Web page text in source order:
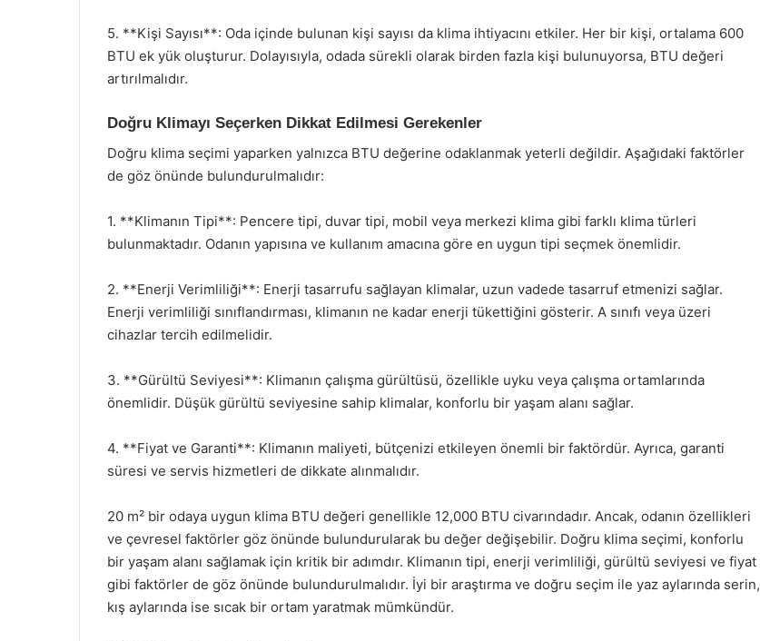
5. **Kişi Sayısı**: Oda içinde bulunan kişi sayısı da klima ihtiyacını etkiler. Her bir kişi, ortalama 600
BTU ek yük oluşturur. Dolayısıyla, odada sürekli olarak birden fazla kişi bulunuyorsa, BTU değeri
artırılmalıdır.
Doğru Klimayı Seçerken Dikkat Edilmesi Gerekenler
Doğru klima seçimi yaparken yalnızca BTU değerine odaklanmak yeterli değildir. Aşağıdaki faktörler
de göz önünde bulundurulmalıdır:
1. **Klimanın Tipi**: Pencere tipi, duvar tipi, mobil veya merkezi klima gibi farklı klima türleri
bulunmaktadır. Odanın yapısına ve kullanım amacına göre en uygun tipi seçmek önemlidir.
2. **Enerji Verimliliği**: Enerji tasarrufu sağlayan klimalar, uzun vadede tasarruf etmenizi sağlar.
Enerji verimliliği sınıflandırması, klimanın ne kadar enerji tükettiğini gösterir. A sınıfı veya üzeri
cihazlar tercih edilmelidir.
3. **Gürültü Seviyesi**: Klimanın çalışma gürültüsü, özellikle uyku veya çalışma ortamlarında
önemlidir. Düşük gürültü seviyesine sahip klimalar, konforlu bir yaşam alanı sağlar.
4. **Fiyat ve Garanti**: Klimanın maliyeti, bütçenizi etkileyen önemli bir faktördür. Ayrıca, garanti
süresi ve servis hizmetleri de dikkate alınmalıdır.
20 m² bir odaya uygun klima BTU değeri genellikle 12,000 BTU civarındadır. Ancak, odanın özellikleri
ve çevresel faktörler göz önünde bulundurularak bu değer değişebilir. Doğru klima seçimi, konforlu
bir yaşam alanı sağlamak için kritik bir adımdır. Klimanın tipi, enerji verimliliği, gürültü seviyesi ve fiyat
gibi faktörler de göz önünde bulundurulmalıdır. İyi bir araştırma ve doğru seçim ile yaz aylarında serin,
kış aylarında ise sıcak bir ortam yaratmak mümkündür.